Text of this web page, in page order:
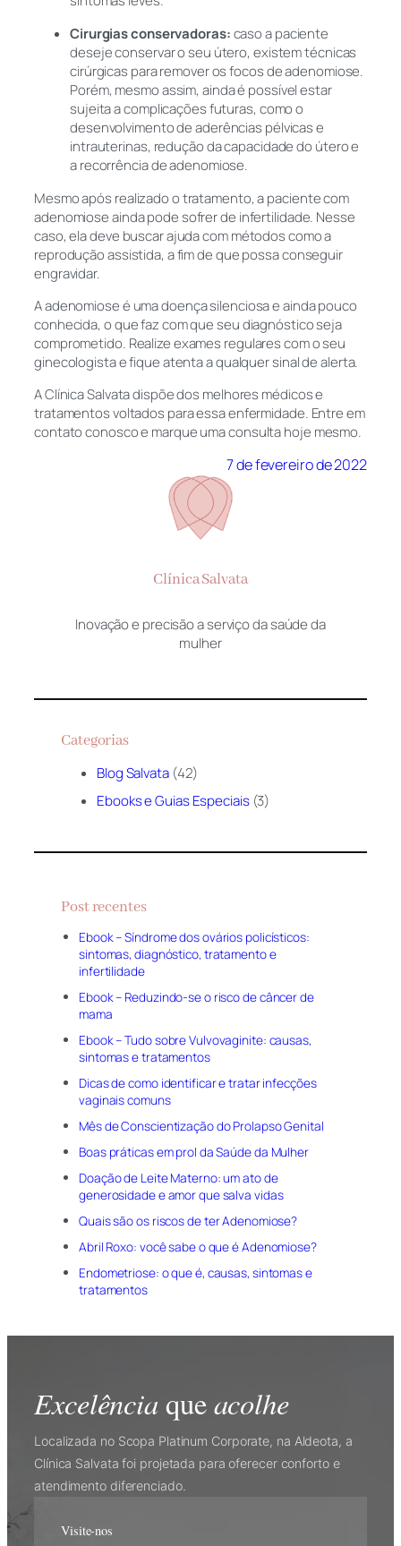
Cirurgias conservadoras:caso a paciente
deseje conservar o seu útero, existem técnicas
cirúrgicas para remover os focos de adenomiose.
Porém, mesmo assim, ainda é possível estar
sujeita a complicações futuras, como o
desenvolvimento de aderências pélvicas e
intrauterinas, redução da capacidade do útero e
a recorrência de adenomiose.
Mesmo após realizado o tratamento, a paciente com
adenomiose ainda pode sofrer de infertilidade. Nesse
caso, ela deve buscar ajuda com métodos como a
reprodução assistida, a fim de que possa conseguir
engravidar.
A adenomiose é uma doença silenciosa e ainda pouco
conhecida, o que faz com que seu diagnóstico seja
comprometido. Realize exames regulares com o seu
ginecologista e fique atenta a qualquer sinal de alerta.
A Clínica Salvata dispõe dos melhores médicos e
tratamentos voltados para essa enfermidade. Entre em
contato conosco e marque uma consulta hoje mesmo.
7 de fevereiro de 2022
Clínica Salvata
Inovação e precisão a serviço da saúde da
mulher
Categorias
Blog Salvata(42)
Ebooks e Guias Especiais(3)
Post recentes
Ebook – Síndrome dos ovários policísticos:
sintomas, diagnóstico, tratamento e
infertilidade
Ebook – Reduzindo-se o risco de câncer de
mama
Ebook – Tudo sobre Vulvovaginite: causas,
sintomas e tratamentos
Dicas de como identificar e tratar infecções
vaginais comuns
Mês de Conscientização do Prolapso Genital
Boas práticas em prol da Saúde da Mulher
Doação de Leite Materno: um ato de
generosidade e amor que salva vidas
Quais são os riscos de ter Adenomiose?
Abril Roxo: você sabe o que é Adenomiose?
Endometriose: o que é, causas, sintomas e
tratamentos
Excelênciaqueacolhe
Localizada no Scopa Platinum Corporate, na Aldeota, a
Clínica Salvata foi projetada para oferecer conforto e
atendimento diferenciado.
Visite-nos